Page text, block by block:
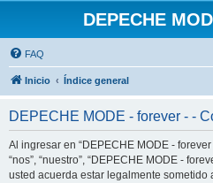
DEPECHE
FAQ
Inicio Índice general
DEPECHE MODE - forever - -
Al ingresar en “DEPECHE MODE -
“nos”, “nuestro”, “DEPECHE MODE -
usted acuerda estar legalmente sometido